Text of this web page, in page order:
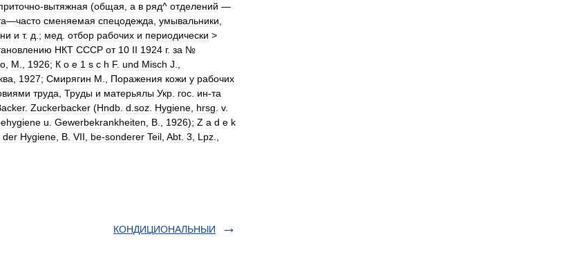
-вытяжная (общая а в ряд^ отделений —
—часто сменяемая спецодежда умывальники
и т. д .; мед отбор рабочих и периодически >
НКТ СССР от 10 II 1924 г. за №
М 1926; К о е 1 s с h F. und Misch J
1927; Смирягин М Поражения кожи у рабочих
труда Труды и матерьялы Укр гос ин-та
. Zuckerbacker (Hndb d soz Hygiene hrsg v.
u Gewerbekrankheiten В 1926); Z a d e k
der Hygiene B VII be-sonderer Teil Abt 3 Lpz
КОНДИЦИОНАЛЬНЫИ